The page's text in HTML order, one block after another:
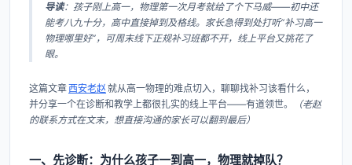
导读：孩子刚上高一，物理第一次月考就给了个下马威——初中还
能考八九十分，高中直接掉到及格线。家长急得到处打听“补习高一
物理哪里好”，可周末线下正规补习班都不开，线上平台又挑花了
眼。
这篇文章西安老赵 就从高一物理的难点切入，聊聊找补习该看什么，
并分享一个在诊断和教学上都很扎实的线上平台——有道领世。
（老赵
的联系方式在文末，想直接沟通的家长可以翻到最后）
一、先诊断：为什么孩子一到高一，物理就掉队？